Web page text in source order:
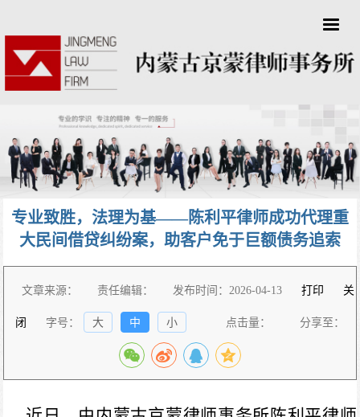
专业致胜，法理为基——陈利平律师成功代理重
大民间借贷纠纷案，助客户免于巨额债务追索
文章来源： 责任编辑： 发布时间：2026-04-13 打印 关
闭 字号： 大 中 小 点击量： 分享至：